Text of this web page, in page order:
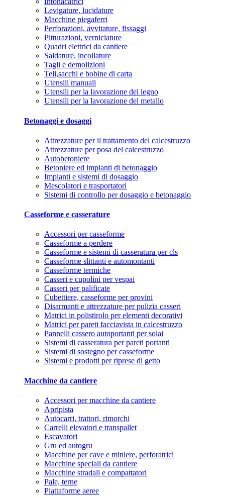
Levigature, lucidature
Macchine piegaferri
Perforazioni, avvitature, fissaggi
Pitturazioni, verniciature
Quadri elettrici da cantiere
Saldature, incollature
Tagli e demolizioni
Teli,sacchi e bobine di carta
Utensili manuali
Utensili per la lavorazione del legno
Utensili per la lavorazione del metallo
Betonaggi e dosaggi
Attrezzature per il trattamento del calcestruzzo
Attrezzature per posa del calcestruzzo
Autobetoniere
Betoniere ed impianti di betonaggio
Impianti e sistemi di dosaggio
Mescolatori e trasportatori
Sistemi di controllo per dosaggio e betonaggio
Casseforme e casserature
Accessori per casseforme
Casseforme a perdere
Casseforme e sistemi di casseratura per cls
Casseforme slittanti e automontanti
Casseforme termiche
Casseri e cupolini per vespai
Casseri per palificate
Cubettiere, casseforme per provini
Disarmanti e attrezzature per pulizia casseri
Matrici in polistirolo per elementi decorativi
Matrici per pareti facciavista in calcestruzzo
Pannelli cassero autoportanti per solai
Sistemi di casseratura per pareti portanti
Sistemi di sostegno per casseforme
Sistemi e prodotti per riprese di getto
Macchine da cantiere
Accessori per macchine da cantiere
Apripista
Autocarri, trattori, rimorchi
Carrelli elevatori e transpallet
Escavatori
Gru ed autogru
Macchine per cave e miniere, perforatrici
Macchine speciali da cantiere
Macchine stradali e compattatori
Pale, terne
Piattaforme aeree